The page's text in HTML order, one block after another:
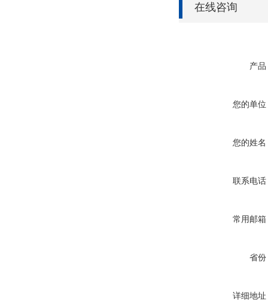
在线咨询
产品
您的单位
您的姓名
联系电话
常用邮箱
省份
详细地址